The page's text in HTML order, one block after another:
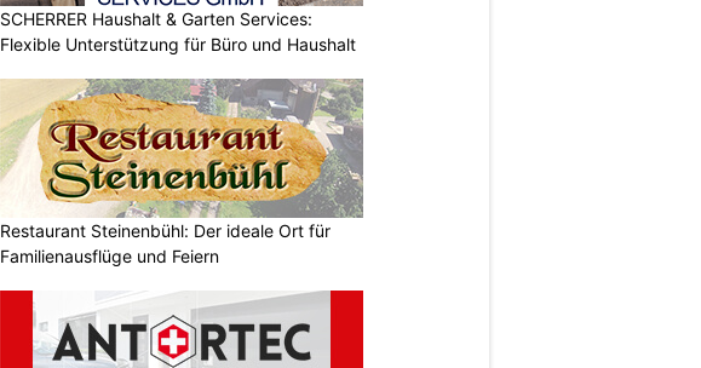
SCHERRER Haushalt & Garten Services:
Flexible Unterstützung für Büro und Haushalt
Restaurant Steinenbühl: Der ideale Ort für
Familienausflüge und Feiern